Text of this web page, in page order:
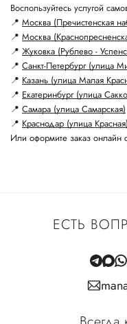
Воспользуйтесь услугой
📍 Москва (Пречистенская
📍 Москва
📍 Жуковка (Рублево -
📍 Санкт-Петербург (улица
📍 Казань (улица Малая
📍 Екатеринбург (улица
📍 Самара (улица Самарская)
📍 Краснодар (улица Красная)
Или оформите заказ онлайн
ЕСТЬ